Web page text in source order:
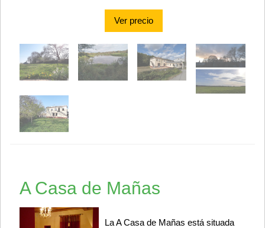
Ver precio
A Casa de Mañas
La A Casa de Mañas está situada